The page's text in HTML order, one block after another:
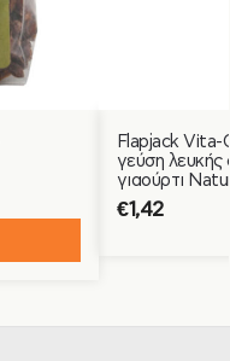
Flapjack Vita-
γεύση λευκής
γιαούρτι
€1,42